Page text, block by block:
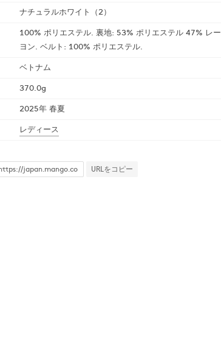
ナチュラルホワイト（2）
100% ポリエステル. 裏地: 53% ポリエステル 47% レー
ヨン. ベルト: 100% ポリエステル.
ベトナム
370.0g
2025年 春夏
レディース
URLをコピー